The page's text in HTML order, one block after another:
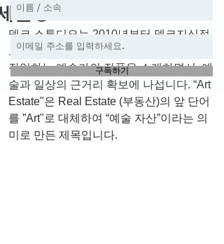
균②
델코 스튜디오는 2010년부터 델코지식정
보의 매호마다 실험적인 내용과 형식으로
작업하는 예술가의 작품을 소개하면서, 예
술과 일상의 근거리 확보에 나섭니다. “Art
Estate"은 Real Estate (부동산)의 앞 단어
를 ”Art"로 대체하여 “예술 자산”이라는 의
미로 만든 제목입니다.
구독하기